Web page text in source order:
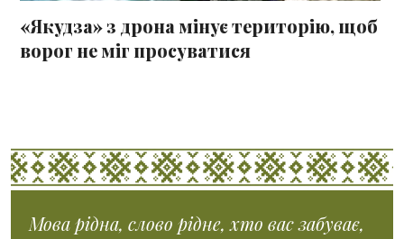
«Якудза» з дрона мінує територію, щоб
ворог не міг просуватися
Мова рідна, слово рідне, хто вас забуває,